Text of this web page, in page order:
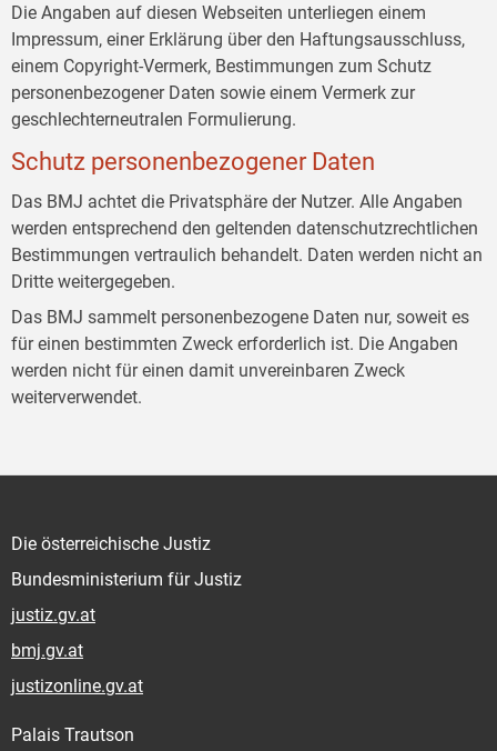
Die Angaben auf diesen Webseiten unterliegen einem
Impressum, einer Erklärung über den Haftungsausschluss,
einem Copyright-Vermerk, Bestimmungen zum Schutz
personenbezogener Daten sowie einem Vermerk zur
geschlechterneutralen Formulierung.
Schutz personenbezogener Daten
Das BMJ achtet die Privatsphäre der Nutzer. Alle Angaben
werden entsprechend den geltenden datenschutzrechtlichen
Bestimmungen vertraulich behandelt. Daten werden nicht an
Dritte weitergegeben.
Das BMJ sammelt personenbezogene Daten nur, soweit es
für einen bestimmten Zweck erforderlich ist. Die Angaben
werden nicht für einen damit unvereinbaren Zweck
weiterverwendet.
Die österreichische Justiz
Bundesministerium für Justiz
justiz.gv.at
bmj.gv.at
justizonline.gv.at
Palais Trautson